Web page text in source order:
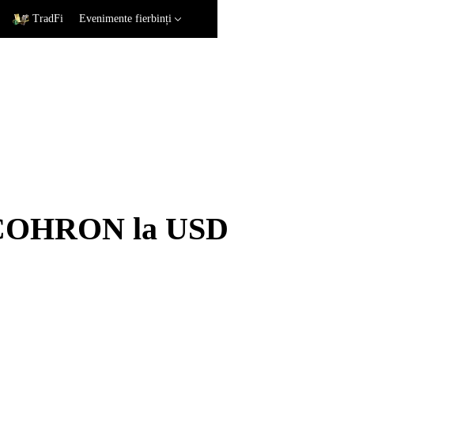
TradFi Evenimente fierbinți
la USD